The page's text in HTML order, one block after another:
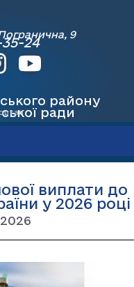
9
24
району
ради
виплати до
у 2026 році